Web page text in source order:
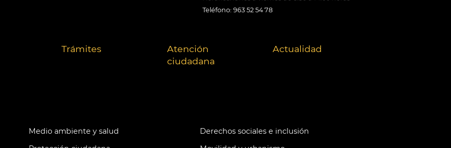
Teléfono: 963 52 54 78
Trámites
Atención
ciudadana
Actualidad
Medio ambiente y salud
Derechos sociales e inclusión